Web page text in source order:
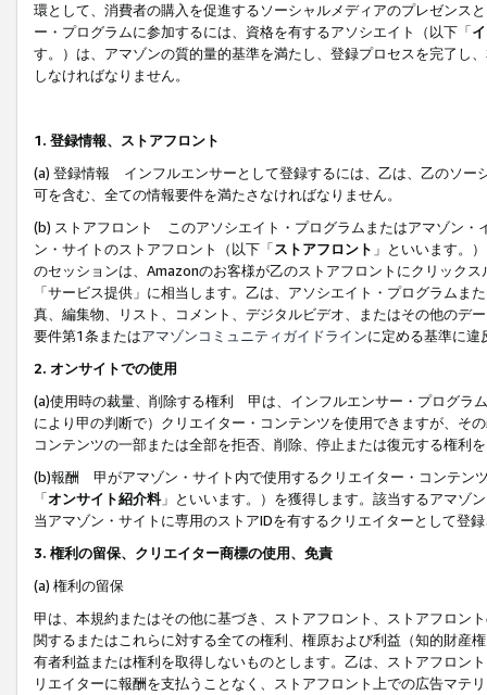
環として、消費者の購入を促進するソーシャルメディアのプレゼンス
ー・プログラムに参加するには、資格を有するアソシエイト（以下「
す。）は、アマゾンの質的量的基準を満たし、登録プロセスを完了し、
しなければなりません。
1. 登録情報、ストアフロント
(a) 登録情報 インフルエンサーとして登録するには、乙は、乙のソー
可を含む、全ての情報要件を満たさなければなりません。
(b) ストアフロント このアソシエイト・プログラムまたはアマゾン・
ン・サイトのストアフロント（以下「ストアフロント 」といいます。
のセッションは、Amazonのお客様が乙のストアフロントにクリック
「サービス提供」に相当します。乙は、アソシエイト・プログラム
真、編集物、リスト、コメント、デジタルビデオ、またはその他のデ
要件第1条またはアマゾンコミュニティガイドラインに定める基準に違
2. オンサイトでの使用
(a)使用時の裁量、削除する権利 甲は、インフルエンサー・プログラ
により甲の判断で）クリエイター・コンテンツを使用できますが、そ
コンテンツの一部または全部を拒否、削除、停止または復元する権利
(b)報酬 甲がアマゾン・サイト内で使用するクリエイター・コンテン
「オンサイト紹介料」といいます。）を獲得します。該当するアマゾ
当アマゾン・サイトに専用のストアIDを有するクリエイターとして登
3. 権利の留保、クリエイター商標の使用、免責
(a) 権利の留保
甲は、本規約またはその他に基づき、ストアフロント、ストアフロン
関するまたはこれらに対する全ての権利、権原および利益（知的財産
有者利益または権利を取得しないものとします。乙は、ストアフロン
リエイターに報酬を支払うことなく、ストアフロント上での広告マテ